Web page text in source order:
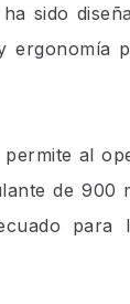
sido
ergonomía
permite al
de 900
para